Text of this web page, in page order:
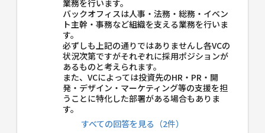
業務を行います。
バックオフィスは人事・法務・総務・イベン
ト主幹・事務など組織を支える業務を行いま
す。
必ずしも上記の通りではありませんし各VCの
状況次第ですがそれぞれに採用ポジションが
あるものと考えられます。
また、VCによっては投資先のHR・PR・開
発・デザイン・マーケティング等の支援を担
うことに特化した部署がある場合もありま
す。
すべての回答を見る（2件）